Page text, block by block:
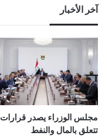
آخر الأخبار
مجلس الوزراء يصدر قرارات
تتعلق بالمال والنفط